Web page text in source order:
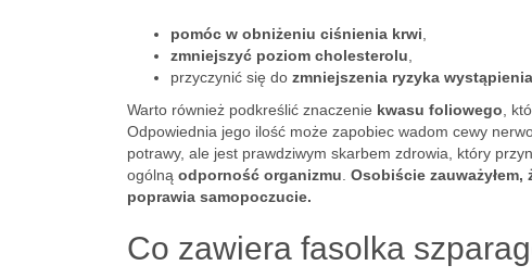
pomóc w obniżeniu ciśnienia krwi
zmniejszyć poziom cholesterolu
przyczynić się do zmniejszenia ryzyka
Warto również podkreślić znaczenie kwasu foliowego ,
Odpowiednia jego ilość może zapobiec wadom cewy
potrawy, ale jest prawdziwym skarbem zdrowia, który
ogólną odporność organizmu Osobiście
poprawia samopoczucie.
Co zawiera fasolka